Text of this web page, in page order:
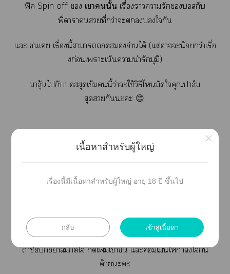
ฟิค Spin off  เานั้น เรื่องาารักสกับ
พี่าาที่กว่าะใกัน
แะเช่นเ เรื่องนี้าาอ่านได้ (แต่าะน้อยกว่าเรื่อ
งก่อนเาะเน้นาน่ารักมุมิ)
าลุ้นไกับสสุดเข้มนี้ว่าะใช้วิธีไมัดใคุณปาล์ม
สุดกันะะ 😊
ไม์ไลน์ใเรื่องนี้เกิดก่อนฟิคแน้องะะ
เรื่องแน้อง 👉🏼
เานั้น | MileApo
ถ้าก็อย่าลืมใ เพิ่มเข้าชั้น แะเม้นให้กำลังใกัน
ด้วยะะ
เนื้อหาสำหรับผู้ใหญ่
เรื่องนี้มีเนื้อหาสำหรับผู้ใหญ่ อายุ 18 ปี ขึ้นไป
กลับ เข้าสู่เนื้อหา
×